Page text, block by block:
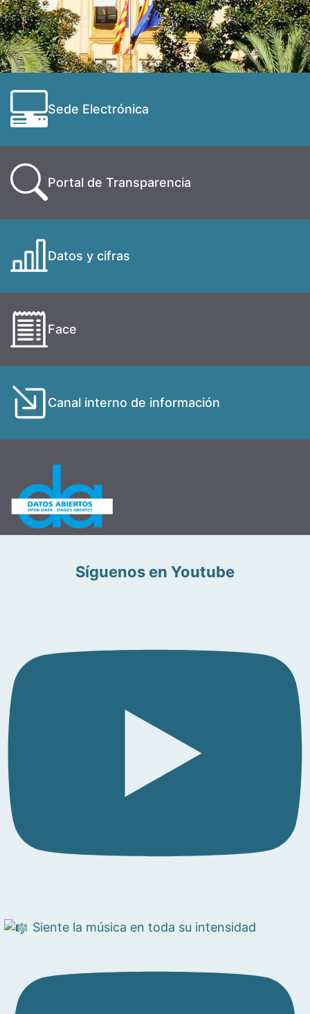
Sede Electrónica
Portal de Transparencia
Datos y cifras
Face
Canal interno de información
Síguenos en Youtube
Siente la música en toda su intensidad